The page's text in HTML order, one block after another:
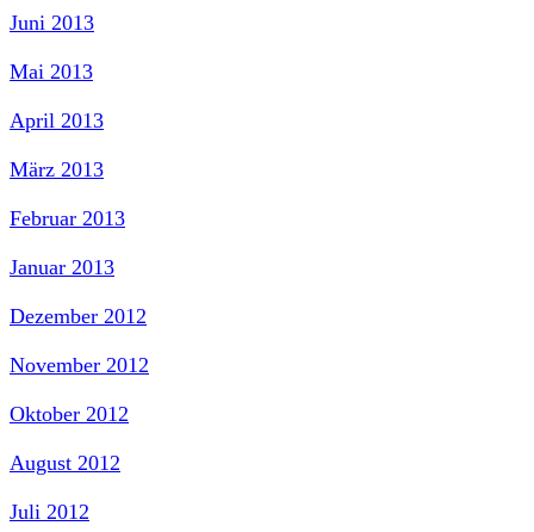
Juni 2013
Mai 2013
April 2013
März 2013
Februar 2013
Januar 2013
Dezember 2012
November 2012
Oktober 2012
August 2012
Juli 2012